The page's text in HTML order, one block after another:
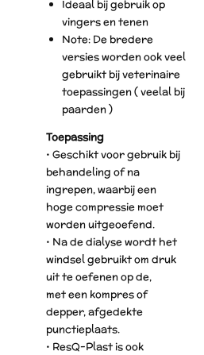
Ideaal bij gebruik op
vingers en tenen
Note: De bredere
versies worden ook veel
gebruikt bij veterinaire
toepassingen ( veelal bij
paarden )
Toepassing
• Geschikt voor gebruik bij
behandeling of na
ingrepen, waarbij een
hoge compressie moet
worden uitgeoefend.
• Na de dialyse wordt het
windsel gebruikt om druk
uit te oefenen op de,
met een kompres of
depper, afgedekte
punctieplaats.
• ResQ-Plast is ook